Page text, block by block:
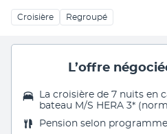
Croisière Regroupé
L’offre
La croisière de 7 nuits en
bateau M/S HERA 3*
Pension selon programme